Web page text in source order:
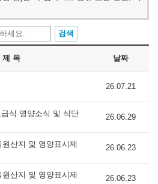
제 목 날짜
26.07.21
식 영양소식 및 식단
26.06.29
산지 및 영양표시제
26.06.23
산지 및 영양표시제
26.06.23